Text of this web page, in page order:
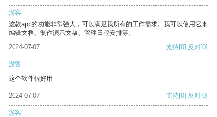
游客
这款app的功能非常强大，可以满足我所有的工作需求。我可以使用它来
编辑文档、制作演示文稿、管理日程安排等。
2024-07-07
支持[0] 反对[0]
游客
这个软件很好用
2024-07-07 支持[0] 反对[0]
游客